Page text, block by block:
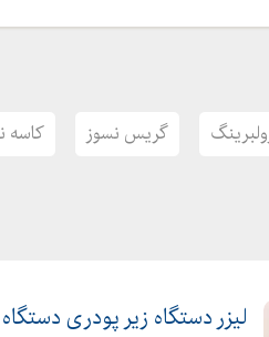
گریس نسوز کاسه
لیزر دستگاه زیر پودری